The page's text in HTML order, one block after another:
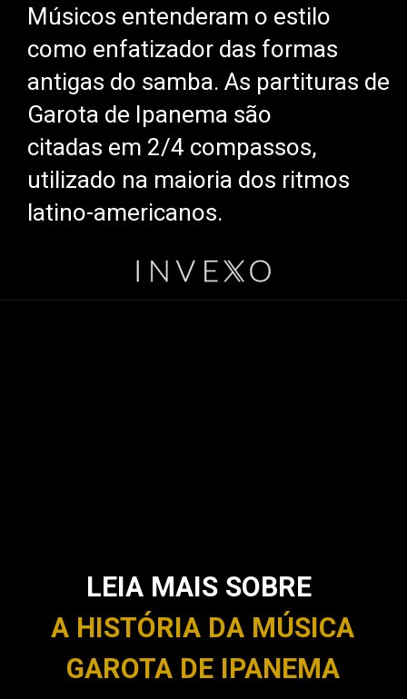
Músicos entenderam o estilo
como enfatizador das formas
antigas do samba. As partituras de
Garota de Ipanema são
citadas em 2/4 compassos,
utilizado na maioria dos ritmos
latino-americanos.
LEIA MAIS SOBRE
A HISTÓRIA DA MÚSICA
GAROTA DE IPANEMA